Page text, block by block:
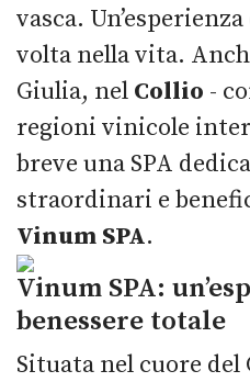
vasca.
volta nella vita.
Giulia, nel Collio -
regioni vinicole
breve una SPA
straordinari e
Vinum SPA.
Vinum SPA:
benessere totale
Situata nel cuore del